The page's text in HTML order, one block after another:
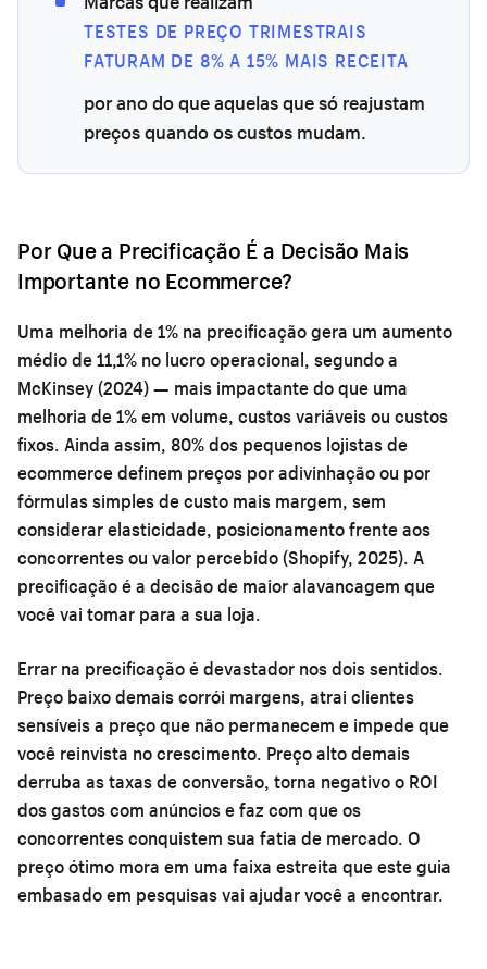
TESTES DE PREÇO TRIMESTRAIS
FATURAM DE 8% A 15% MAIS RECEITA
por ano do que aquelas que só reajustam
preços quando os custos mudam.
Por Que a Precificação É a Decisão Mais
Importante no Ecommerce?
Uma melhoria de 1% na precificação gera um aumento
médio de 11,1% no lucro operacional, segundo a
McKinsey (2024) — mais impactante do que uma
melhoria de 1% em volume, custos variáveis ou custos
fixos. Ainda assim, 80% dos pequenos lojistas de
ecommerce definem preços por adivinhação ou por
fórmulas simples de custo mais margem, sem
considerar elasticidade, posicionamento frente aos
concorrentes ou valor percebido (Shopify, 2025). A
precificação é a decisão de maior alavancagem que
você vai tomar para a sua loja.
Errar na precificação é devastador nos dois sentidos.
Preço baixo demais corrói margens, atrai clientes
sensíveis a preço que não permanecem e impede que
você reinvista no crescimento. Preço alto demais
derruba as taxas de conversão, torna negativo o ROI
dos gastos com anúncios e faz com que os
concorrentes conquistem sua fatia de mercado. O
preço ótimo mora em uma faixa estreita que este guia
embasado em pesquisas vai ajudar você a encontrar.